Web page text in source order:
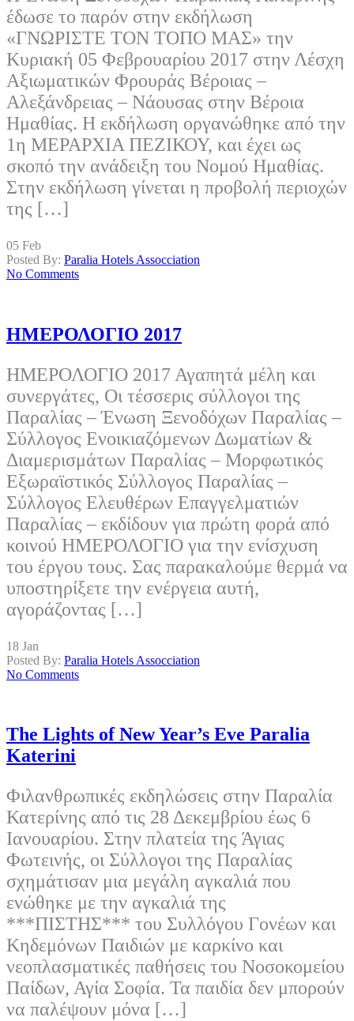
έδωσε το παρόν στην εκδήλωση
«ΓΝΩΡΙΣΤΕ ΤΟΝ ΤΟΠΟ ΜΑΣ» την
Κυριακή 05 Φεβρουαρίου 2017 στην Λέσχη
Αξιωματικών Φρουράς Βέροιας –
Αλεξάνδρειας – Νάουσας στην Βέροια
Ημαθίας. Η εκδήλωση οργανώθηκε από την
1η ΜΕΡΑΡΧΙΑ ΠΕΖΙΚΟΥ, και έχει ως
σκοπό την ανάδειξη του Νομού Ημαθίας.
Στην εκδήλωση γίνεται η προβολή περιοχών
της […]
05 Feb
Posted By: Paralia Hotels Assocciation
No Comments
ΗΜΕΡΟΛΟΓΙΟ 2017
ΗΜΕΡΟΛΟΓΙΟ 2017 Αγαπητά μέλη και
συνεργάτες, Οι τέσσερις σύλλογοι της
Παραλίας – Ένωση Ξενοδόχων Παραλίας –
Σύλλογος Ενοικιαζόμενων Δωματίων &
Διαμερισμάτων Παραλίας – Μορφωτικός
Εξωραϊστικός Σύλλογος Παραλίας –
Σύλλογος Ελευθέρων Επαγγελματιών
Παραλίας – εκδίδουν για πρώτη φορά από
κοινού ΗΜΕΡΟΛΟΓΙΟ για την ενίσχυση
του έργου τους. Σας παρακαλούμε θερμά να
υποστηρίξετε την ενέργεια αυτή,
αγοράζοντας […]
18 Jan
Posted By: Paralia Hotels Assocciation
No Comments
The Lights of New Year’s Eve Paralia
Katerini
Φιλανθρωπικές εκδηλώσεις στην Παραλία
Κατερίνης από τις 28 Δεκεμβρίου έως 6
Ιανουαρίου. Στην πλατεία της Άγιας
Φωτεινής, οι Σύλλογοι της Παραλίας
σχημάτισαν μια μεγάλη αγκαλιά που
ενώθηκε με την αγκαλιά της
***ΠΙΣΤΗΣ*** του Συλλόγου Γονέων και
Κηδεμόνων Παιδιών με καρκίνο και
νεοπλασματικές παθήσεις του Νοσοκομείου
Παίδων, Αγία Σοφία. Τα παιδία δεν μπορούν
να παλέψουν μόνα […]